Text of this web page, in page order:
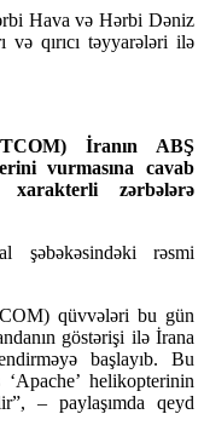
Hava və Hərbi Dəniz
və qırıcı təyyarələri ilə
İranın ABŞ
vurmasına cavab
zərbələrə
rəsmi
qüvvələri bu gün
göstərişi ilə İrana
başlayıb. Bu
helikopterinin
– paylaşımda qeyd